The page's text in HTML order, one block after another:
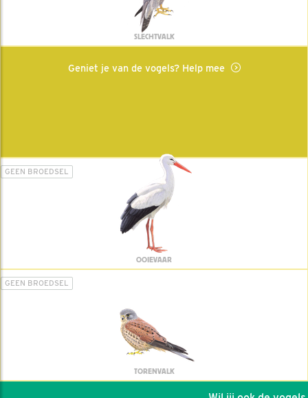
SLECHTVALK
Geniet je van de vogels? Help mee
GEEN BROEDSEL
OOIEVAAR
GEEN BROEDSEL
TORENVALK